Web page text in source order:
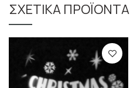
ΣΧΕΤΙΚΆ ΠΡΟΪΌΝΤΑ